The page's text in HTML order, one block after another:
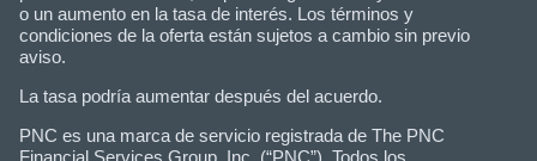
o un aumento en la tasa de interés. Los términos y
condiciones de la oferta están sujetos a cambio sin previo
aviso.
La tasa podría aumentar después del acuerdo.
PNC es una marca de servicio registrada de The PNC
Financial Services Group, Inc. (“PNC”). Todos los